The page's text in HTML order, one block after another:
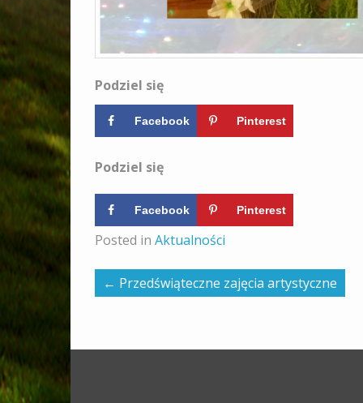
Podziel się
Facebook Pinterest
Podziel się
Facebook Pinterest
Posted in Aktualności
← Przedświąteczne zajęcia artystyczne